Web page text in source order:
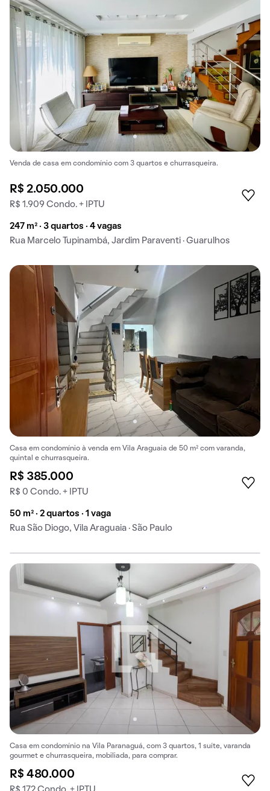
Venda de casa em condomínio com 3 quartos e churrasqueira.
R$ 2.050.000
R$ 1.909 Condo. + IPTU
247 m² · 3 quartos · 4 vagas
Rua Marcelo Tupinambá, Jardim Paraventi · Guarulhos
Casa em condomínio à venda em Vila Araguaia de 50 m² com varanda,
quintal e churrasqueira.
R$ 385.000
R$ 0 Condo. + IPTU
50 m² · 2 quartos · 1 vaga
Rua São Diogo, Vila Araguaia · São Paulo
Casa em condomínio na Vila Paranaguá, com 3 quartos, 1 suíte, varanda
gourmet e churrasqueira, mobiliada, para comprar.
R$ 480.000